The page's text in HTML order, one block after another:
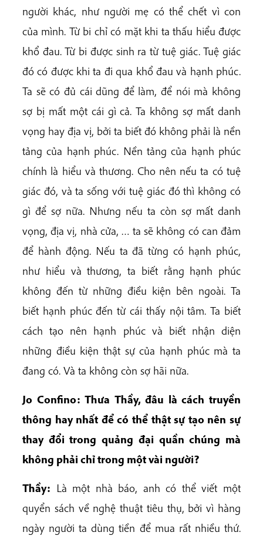
người khác, như người mẹ có thể chết vì con
của mình. Từ bi chỉ có mặt khi ta thấu hiểu được
khổ đau. Từ bi được sinh ra từ tuệ giác. Tuệ giác
đó có được khi ta đi qua khổ đau và hạnh phúc.
Ta sẽ có đủ cái dũng để làm, để nói mà không
sợ bị mất một cái gì cả. Ta không sợ mất danh
vọng hay địa vị, bởi ta biết đó không phải là nền
tảng của hạnh phúc. Nền tảng của hạnh phúc
chính là hiểu và thương. Cho nên nếu ta có tuệ
giác đó, và ta sống với tuệ giác đó thì không có
gì để sợ nữa. Nhưng nếu ta còn sợ mất danh
vọng, địa vị, nhà cửa, … ta sẽ không có can đảm
để hành động. Nếu ta đã từng có hạnh phúc,
như hiểu và thương, ta biết rằng hạnh phúc
không đến từ những điều kiện bên ngoài. Ta
biết hạnh phúc đến từ cái thấy nội tâm. Ta biết
cách tạo nên hạnh phúc và biết nhận diện
những điều kiện thật sự của hạnh phúc mà ta
đang có. Và ta không còn sợ hãi nữa.
Jo Confino: Thưa Thầy, đâu là cách truyền
thông hay nhất để có thể thật sự tạo nên sự
thay đổi trong quảng đại quần chúng mà
không phải chỉ trong một vài người?
Thầy: Là một nhà báo, anh có thể viết một
quyển sách về nghệ thuật tiêu thụ, bởi vì hàng
ngày người ta dùng tiền để mua rất nhiều thứ.